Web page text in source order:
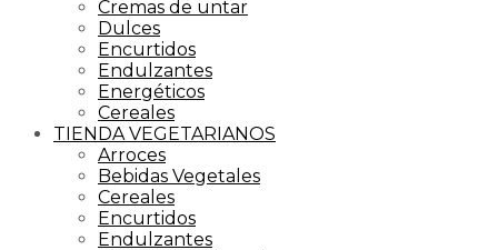
Cremas de untar
Dulces
Encurtidos
Endulzantes
Energéticos
Cereales
TIENDA VEGETARIANOS
Arroces
Bebidas Vegetales
Cereales
Encurtidos
Endulzantes